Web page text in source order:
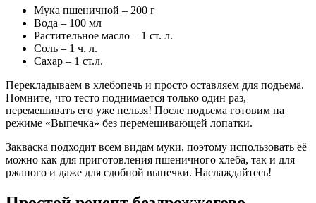
Мука пшеничной – 200 г
Вода – 100 мл
Растительное масло – 1 ст. л.
Соль – 1 ч. л.
Сахар – 1 ст.л.
Перекладываем в хлебопечь и просто оставляем для подъема.
Помните, что тесто поднимается только один раз,
перемешивать его уже нельзя! После подъема готовим на
режиме «Выпечка» без перемешивающей лопатки.
Закваска подходит всем видам муки, поэтому использовать её
можно как для приготовления пшеничного хлеба, так и для
ржаного и даже для сдобной выпечки. Наслаждайтесь!